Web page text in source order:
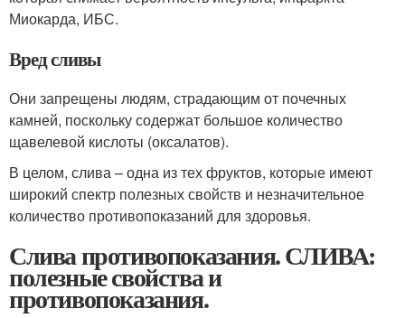
Миокарда, ИБС.
Вред сливы
Они запрещены людям, страдающим от почечных
камней, поскольку содержат большое количество
щавелевой кислоты (оксалатов).
В целом, слива – одна из тех фруктов, которые имеют
широкий спектр полезных свойств и незначительное
количество противопоказаний для здоровья.
Слива противопоказания. СЛИВА:
полезные свойства и
противопоказания.